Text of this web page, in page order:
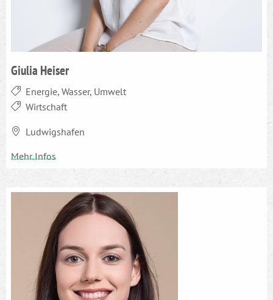
Giulia Heiser
Energie, Wasser, Umwelt
Wirtschaft
Ludwigshafen
Mehr Infos